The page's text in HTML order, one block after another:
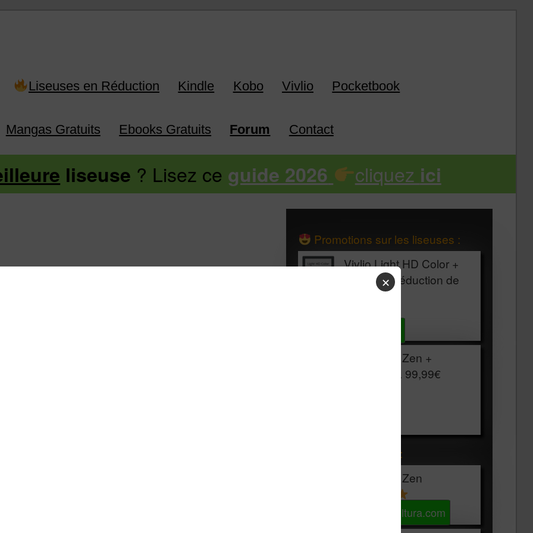
Liseuses en Réduction Kindle Kobo Vivlio Pocketbook
Mangas Gratuits Ebooks Gratuits Forum Contact
liseuse ? Lisez ce guide 2026 cliquez ici
bloquée
Promotions sur les liseuses :
Vivlio Light HD Color +
HOUSSE réduction de
Vivlio Light Zen +
HOUSSE à 99,99€
Les accessibles :
Vivlio Light Zen
Voir sur Cultura.com
✕